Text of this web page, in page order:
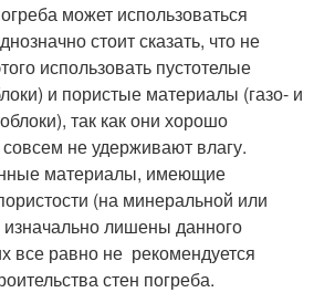
может использоваться
стоит сказать, что не
использовать пустотелые
и пористые материалы (газо- и
так как они хорошо
не удерживают влагу.
материалы, имеющие
(на минеральной или
лишены данного
все равно не рекомендуется
стен погреба.